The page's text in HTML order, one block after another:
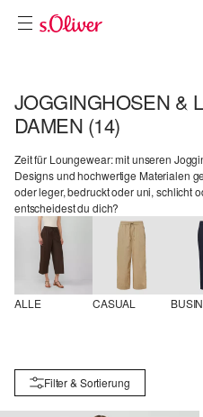
JOGGINGHOSEN &
DAMEN (14)
Zeit für Loungewear: mit unseren
Designs und hochwertige Materialen
oder leger, bedruckt oder uni, schlicht
entscheidest du dich?
ALLE CASUAL
Filter & Sortierung